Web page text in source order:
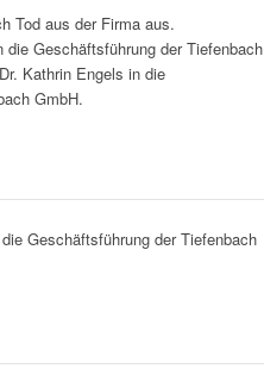
Tod aus der Firma aus.
Geschäftsführung der Tiefenbach
Kathrin Engels in die
GmbH.
Geschäftsführung der Tiefenbach